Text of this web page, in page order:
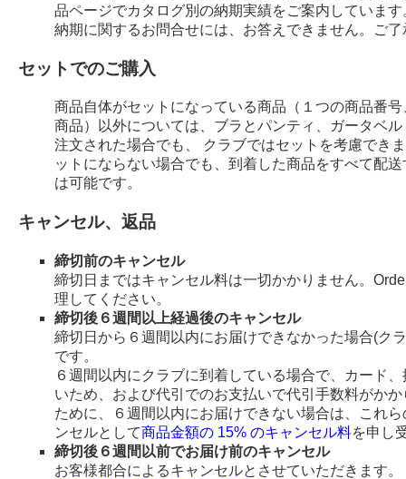
品ページでカタログ別の納期実績をご案内しています
納期に関するお問合せには、お答えできません。ご
セットでのご購入
商品自体がセットになっている商品（１つの商品番
商品）以外については、ブラとパンティ、ガータベ
注文された場合でも、 クラブではセットを考慮でき
ットにならない場合でも、到着した商品をすべて配
は可能です。
キャンセル、返品
締切前のキャンセル
締切日まではキャンセル料は一切かかりません。
理してください。
締切後６週間以上経過後のキャンセル
締切日から６週間以内にお届けできなかった場合(ク
です。
６週間以内にクラブに到着している場合で、カード
いため、および代引でのお支払いで代引手数料がか
ために、６週間以内にお届けできない場合は、これ
ンセルとして商品金額の 15% のキャンセル料を申し
締切後６週間以前でお届け前のキャンセル
お客様都合によるキャンセルとさせていただきます。